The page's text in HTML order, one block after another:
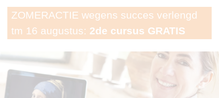
ZOMERACTIE wegens succes verlengd
tm 16 augustus: 2de cursus GRATIS